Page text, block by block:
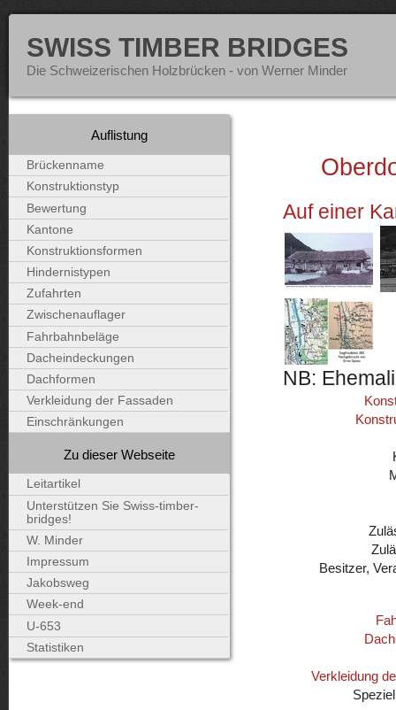
SWISS TIMBER BRIDGES
Die Schweizerischen Holzbrücken - von Werner Minder
Auf einer
NB:
Besitzer,
Verkleidung
Auflistung
Brückenname
Konstruktionstyp
Bewertung
Kantone
Konstruktionsformen
Hindernistypen
Zufahrten
Zwischenauflager
Fahrbahnbeläge
Dacheindeckungen
Dachformen
Verkleidung der Fassaden
Einschränkungen
Zu dieser Webseite
Leitartikel
Unterstützen Sie Swiss-timber-
bridges!
W. Minder
Impressum
Jakobsweg
Week-end
U-653
Statistiken